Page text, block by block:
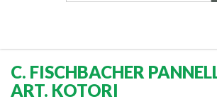
C. FISCHBACHER
ART. KOTORI